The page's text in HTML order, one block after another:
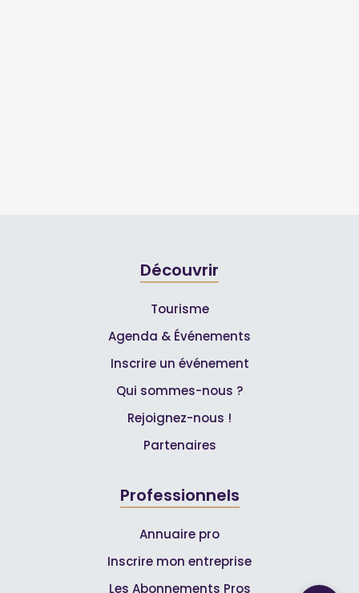
Découvrir
Tourisme
Agenda & Événements
Inscrire un événement
Qui sommes-nous ?
Rejoignez-nous !
Partenaires
Professionnels
Annuaire pro
Inscrire mon entreprise
Les Abonnements Pros